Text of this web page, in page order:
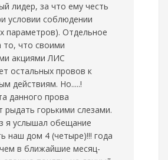
лидер, за что ему честь
условии соблюдении
параметров). Отдельное
то, что своими
акциями ЛИС
остальных провов к
действиям. Но.....!
данного прова
рыдать горькими слезами.
я услышал обещание
наш дом 4 (четыре)!!! года
в ближайшие месяц-